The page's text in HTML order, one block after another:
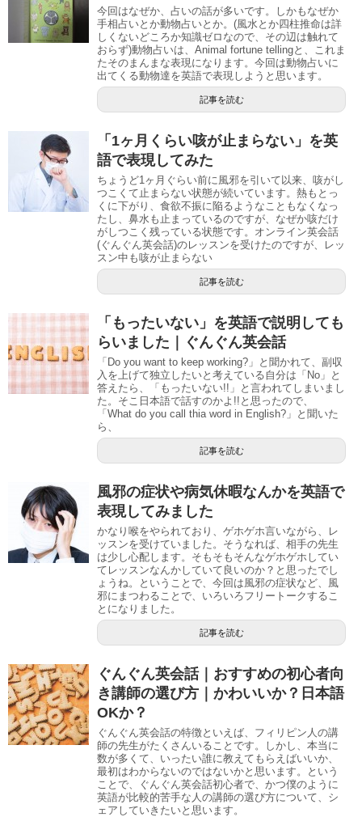
今回はなぜか、占いの話が多いです。しかもなぜか
手相占いとか動物占いとか。(風水とか四柱推命は詳
しくないどころか知識ゼロなので、その辺は触れて
おらず)動物占いは、Animal fortune tellingと、これま
たそのまんまな表現になります。今回は動物占いに
出てくる動物達を英語で表現しようと思います。
記事を読む
「1ヶ月くらい咳が止まらない」を英
語で表現してみた
ちょうど1ヶ月ぐらい前に風邪を引いて以来、咳がし
つこくて止まらない状態が続いています。熱もとっ
くに下がり、食欲不振に陥るようなこともなくなっ
たし、鼻水も止まっているのですが、なぜか咳だけ
がしつこく残っている状態です。オンライン英会話
(ぐんぐん英会話)のレッスンを受けたのですが、レッ
スン中も咳が止まらない
記事を読む
「もったいない」を英語で説明しても
らいました｜ぐんぐん英会話
「Do you want to keep working?」と聞かれて、副収
入を上げて独立したいと考えている自分は「No」と
答えたら、「もったいない!!」と言われてしまいまし
た。そこ日本語で話すのかよ!!と思ったので、
「What do you call thia word in English?」と聞いた
ら、
記事を読む
風邪の症状や病気休暇なんかを英語で
表現してみました
かなり喉をやられており、ゲホゲホ言いながら、レ
ッスンを受けていました。そうなれば、相手の先生
は少し心配します。そもそもそんなゲホゲホしてい
てレッスンなんかしていて良いのか？と思ったでし
ょうね。ということで、今回は風邪の症状など、風
邪にまつわることで、いろいろフリートークするこ
とになりました。
記事を読む
ぐんぐん英会話｜おすすめの初心者向
き講師の選び方｜かわいいか？日本語
OKか？
ぐんぐん英会話の特徴といえば、フィリピン人の講
師の先生がたくさんいることです。しかし、本当に
数が多くて、いったい誰に教えてもらえばいいか、
最初はわからないのではないかと思います。という
ことで、ぐんぐん英会話初心者で、かつ僕のように
英語が比較的苦手な人の講師の選び方について、シ
ェアしていきたいと思います。